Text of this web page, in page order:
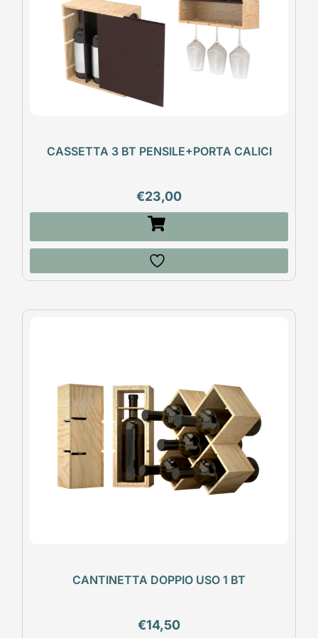
CASSETTA 3 BT PENSILE+PORTA CALICI
€23,00
CANTINETTA DOPPIO USO 1 BT
€14,50